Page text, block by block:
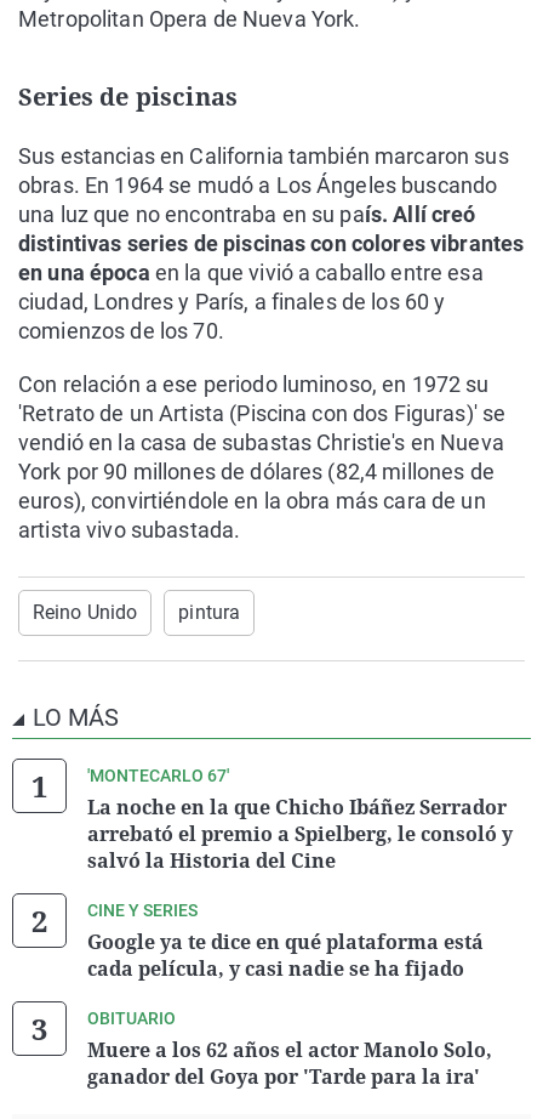
Metropolitan Opera de Nueva York.
Series de piscinas
Sus estancias en California también marcaron sus
obras. En 1964 se mudó a Los Ángeles buscando
una luz que no encontraba en su país. Allí creó
distintivas series de piscinas con colores vibrantes
en una época en la que vivió a caballo entre esa
ciudad, Londres y París, a finales de los 60 y
comienzos de los 70.
Con relación a ese periodo luminoso, en 1972 su
'Retrato de un Artista (Piscina con dos Figuras)' se
vendió en la casa de subastas Christie's en Nueva
York por 90 millones de dólares (82,4 millones de
euros), convirtiéndole en la obra más cara de un
artista vivo subastada.
Reino Unido pintura
LO MÁS
'MONTECARLO 67'
La noche en la que Chicho Ibáñez Serrador
arrebató el premio a Spielberg, le consoló y
salvó la Historia del Cine
CINE Y SERIES
Google ya te dice en qué plataforma está
cada película, y casi nadie se ha fijado
OBITUARIO
Muere a los 62 años el actor Manolo Solo,
ganador del Goya por 'Tarde para la ira'